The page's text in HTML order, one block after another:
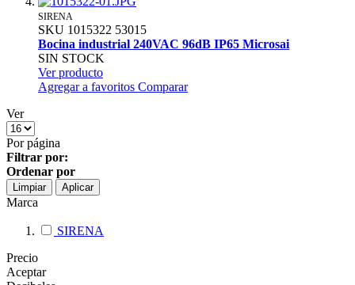
SIRENA
SKU 1015322 53015
Bocina industrial 240VAC 96dB IP65 Microsai
SIN STOCK
Ver producto
Agregar a favoritos Comparar
Ver
Por página
Filtrar por:
Ordenar por
Limpiar Aplicar
Marca
SIRENA
Precio
Aceptar